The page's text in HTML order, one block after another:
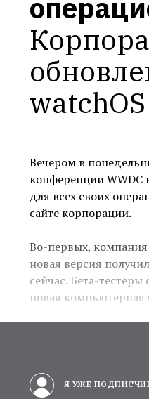
Вечером в
конференции WWDC
для всех своих
сайте корпорации.
Во-первых, компания
новая версия
сейчас. Бета-
новая
Я УЖЕ